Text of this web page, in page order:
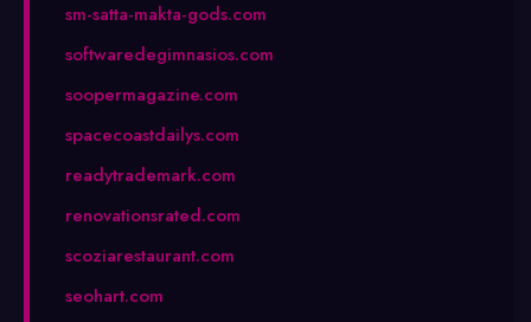
sm-satta-makta-gods.com
softwaredegimnasios.com
soopermagazine.com
spacecoastdailys.com
readytrademark.com
renovationsrated.com
scoziarestaurant.com
seohart.com